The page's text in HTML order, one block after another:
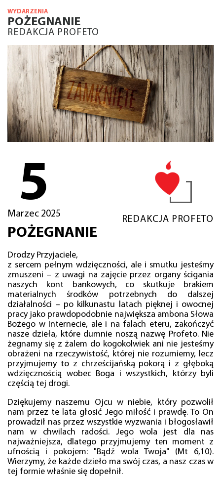
WYDARZENIA
POŻEGNANIE
REDAKCJA PROFETO
5
Marzec 2025
REDAKCJA PROFETO
POŻEGNANIE
Drodzy Przyjaciele,
z sercem pełnym wdzięczności, ale i smutku jesteśmy
zmuszeni – z uwagi na zajęcie przez organy ścigania
naszych kont bankowych, co skutkuje brakiem
materialnych środków potrzebnych do dalszej
działalności – po kilkunastu latach pięknej i owocnej
pracy jako prawdopodobnie największa ambona Słowa
Bożego w Internecie, ale i na falach eteru, zakończyć
nasze dzieła, które dumnie noszą nazwę Profeto. Nie
żegnamy się z żalem do kogokolwiek ani nie jesteśmy
obrażeni na rzeczywistość, której nie rozumiemy, lecz
przyjmujemy to z chrześcijańską pokorą i z głęboką
wdzięcznością wobec Boga i wszystkich, którzy byli
częścią tej drogi.
Dziękujemy naszemu Ojcu w niebie, który pozwolił
nam przez te lata głosić Jego miłość i prawdę. To On
prowadził nas przez wszystkie wyzwania i błogosławił
nam w chwilach radości. Jego wola jest dla nas
najważniejsza, dlatego przyjmujemy ten moment z
ufnością i pokojem: "Bądź wola Twoja" (Mt 6,10).
Wierzymy, że każde dzieło ma swój czas, a nasz czas w
tej formie właśnie się dopełnił.